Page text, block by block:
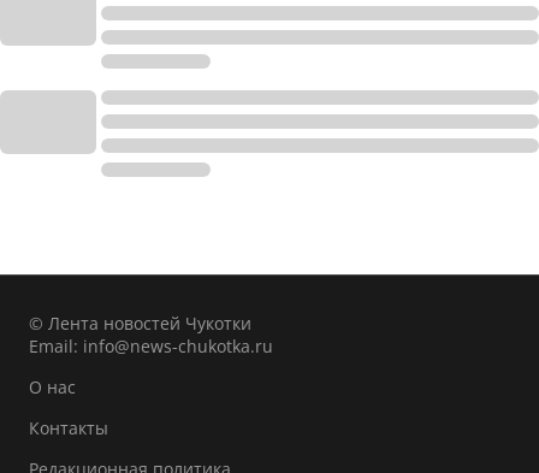
© Лента новостей Чукотки
Email: info@news-chukotka.ru
О нас
Контакты